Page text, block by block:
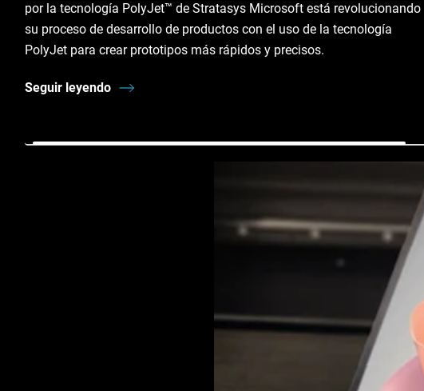
por la tecnología PolyJet™ de Stratasys Microsoft está revolucionando
su proceso de desarrollo de productos con el uso de la tecnología
PolyJet para crear prototipos más rápidos y precisos.
Seguir leyendo